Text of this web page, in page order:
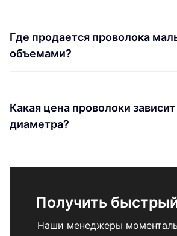
Где продается проволока
объемами?
Какая цена проволоки зависит
диаметра?
Получить
Наши менеджеры